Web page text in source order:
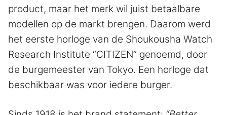
product, maar het merk wil juist betaalbare
modellen op de markt brengen. Daarom werd
het eerste horloge van de Shoukousha Watch
Research Institute “CITIZEN” genoemd, door
de burgemeester van Tokyo. Een horloge dat
beschikbaar was voor iedere burger.